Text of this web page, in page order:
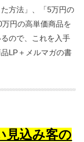
方法」、「5万円の
円の高単価商品を
ので、これを入手
LP＋メルマガの書
見込み客の